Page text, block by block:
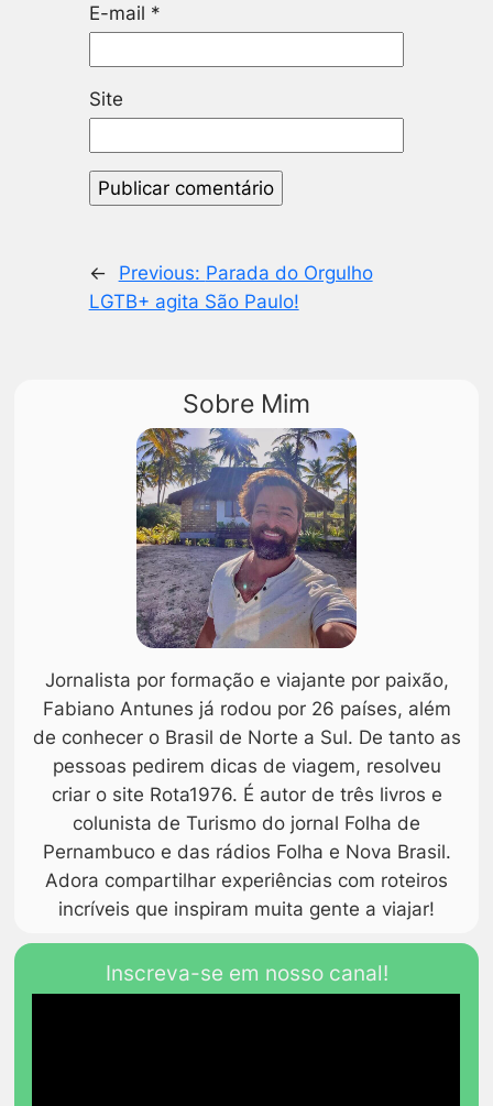
E-mail *
Site
← Previous: Parada do Orgulho
LGTB+ agita São Paulo!
Sobre Mim
Jornalista por formação e viajante por paixão,
Fabiano Antunes já rodou por 26 países, além
de conhecer o Brasil de Norte a Sul. De tanto as
pessoas pedirem dicas de viagem, resolveu
criar o site Rota1976. É autor de três livros e
colunista de Turismo do jornal Folha de
Pernambuco e das rádios Folha e Nova Brasil.
Adora compartilhar experiências com roteiros
incríveis que inspiram muita gente a viajar!
Inscreva-se em nosso canal!